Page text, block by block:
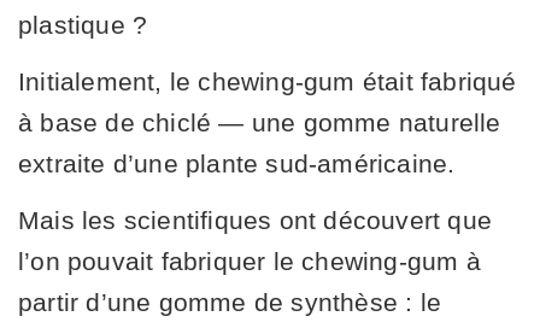
plastique ?
Initialement, le chewing-gum était fabriqué
à base de chiclé — une gomme naturelle
extraite d’une plante sud-américaine.
Mais les scientifiques ont découvert que
l’on pouvait fabriquer le chewing-gum à
partir d’une gomme de synthèse : le